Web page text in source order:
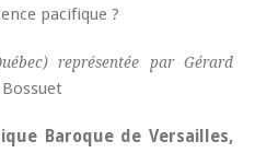
pacifique ?
représentée par Gérard
Bossuet
Baroque de Versailles,